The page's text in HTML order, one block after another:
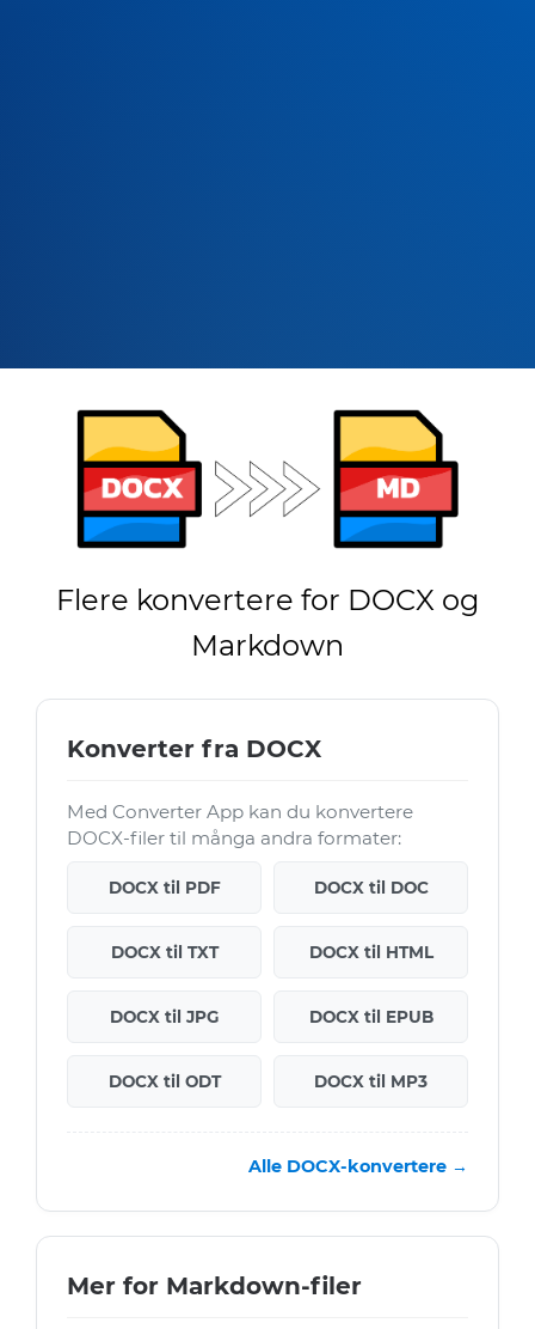
Flere konvertere for DOCX og
Markdown
Konverter fra DOCX
Med Converter App kan du konvertere
DOCX-filer til många andra formater:
DOCX til PDF DOCX til DOC
DOCX til TXT DOCX til HTML
DOCX til JPG DOCX til EPUB
DOCX til ODT DOCX til MP3
Alle DOCX-konvertere →
Mer for Markdown-filer